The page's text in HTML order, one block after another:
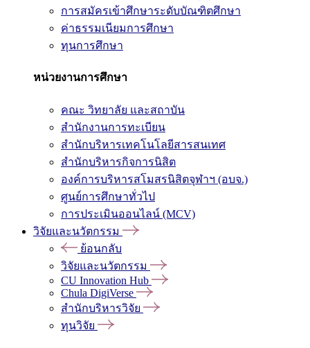
การสมัครเข้าศึกษาระดับบัณฑิตศึกษา
ค่าธรรมเนียมการศึกษา
ทุนการศึกษา
หน่วยงานการศึกษา
คณะ วิทยาลัย และสถาบัน
สำนักงานการทะเบียน
สำนักบริหารเทคโนโลยีสารสนเทศ
สำนักบริหารกิจการนิสิต
องค์การบริหารสโมสรนิสิตจุฬาฯ (อบจ.)
ศูนย์การศึกษาทั่วไป
การประเมินออนไลน์ (MCV)
วิจัยและนวัตกรรม
ย้อนกลับ
วิจัยและนวัตกรรม
CU Innovation Hub
Chula DigiVerse
สำนักบริหารวิจัย
ทุนวิจัย